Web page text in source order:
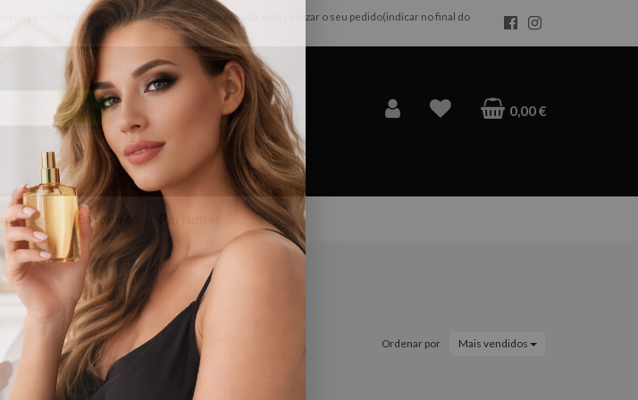
encomendas nas nossas instalações em Almada após realizar o seu pedido(indicar no final do
0,00 €
Barbeiro Perfumes
Ordenar por Mais vendidos